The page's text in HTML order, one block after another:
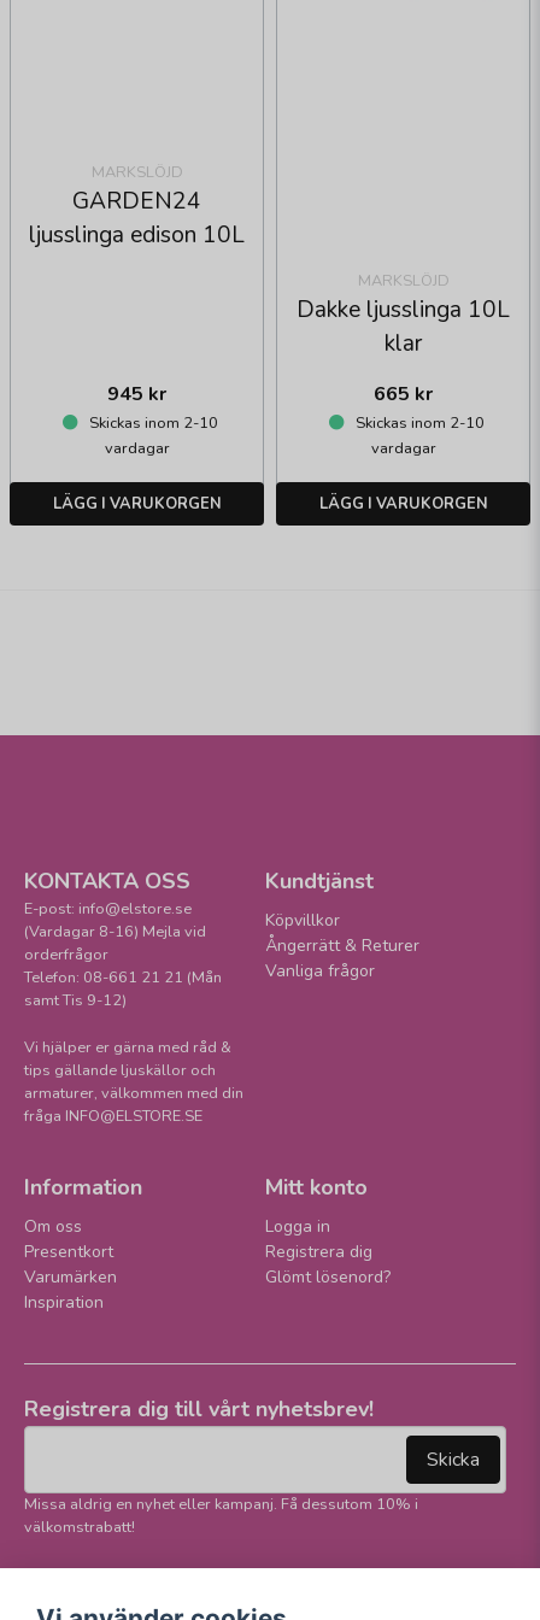
MARKSLÖJD
GARDEN24
ljusslinga edison 10L
945 kr
Skickas inom 2-10
vardagar
LÄGG I VARUKORGEN
MARKSLÖJD
Dakke ljusslinga 10L
klar
665 kr
Skickas inom 2-10
vardagar
LÄGG I VARUKORGEN
KONTAKTA OSS
E-post: info@elstore.se
(Vardagar 8-16) Mejla vid
orderfrågor
Telefon: 08-661 21 21 (Mån
samt Tis 9-12)
Vi hjälper er gärna med råd &
tips gällande ljuskällor och
armaturer, välkommen med din
fråga INFO@ELSTORE.SE
Kundtjänst
Köpvillkor
Ångerrätt & Returer
Vanliga frågor
Information
Om oss
Presentkort
Varumärken
Inspiration
Mitt konto
Logga in
Registrera dig
Glömt lösenord?
Registrera dig till vårt nyhetsbrev!
Skicka
Missa aldrig en nyhet eller kampanj. Få dessutom 10% i
välkomstrabatt!